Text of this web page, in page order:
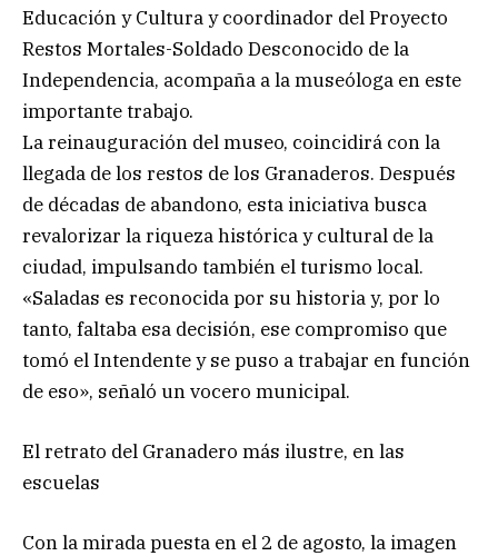
Educación y Cultura y coordinador del Proyecto
Restos Mortales-Soldado Desconocido de la
Independencia, acompaña a la museóloga en este
importante trabajo.
La reinauguración del museo, coincidirá con la
llegada de los restos de los Granaderos. Después
de décadas de abandono, esta iniciativa busca
revalorizar la riqueza histórica y cultural de la
ciudad, impulsando también el turismo local.
«Saladas es reconocida por su historia y, por lo
tanto, faltaba esa decisión, ese compromiso que
tomó el Intendente y se puso a trabajar en función
de eso», señaló un vocero municipal.
El retrato del Granadero más ilustre, en las
escuelas
Con la mirada puesta en el 2 de agosto, la imagen